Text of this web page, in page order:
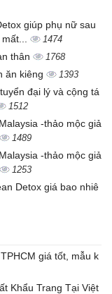
giúp phụ nữ sau
1474
thân 1768
ăn kiêng 1393
đại lý và cộng tá
1512
-thảo mộc giả
1489
-thảo mộc giả
1253
Detox giá bao nhiê
giá tốt, mẫu k
Khẩu Trang Tại Việt